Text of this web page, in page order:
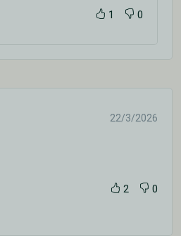
1 0
22/3/2026
2 0